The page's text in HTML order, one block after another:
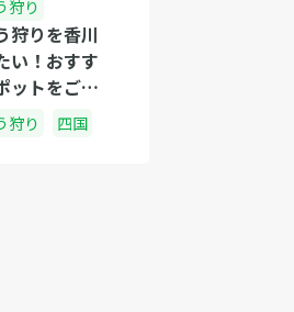
狩り
狩りを香川
い！おすす
ットをご紹
狩り 四国